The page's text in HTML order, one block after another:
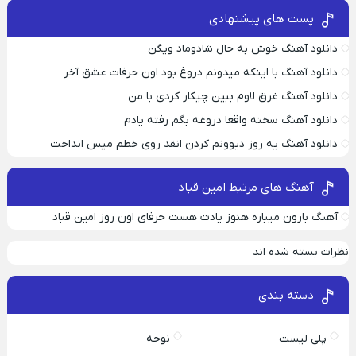
پست های پیشنهادی
دانلود آهنگ خوش به حال شادوماد ویگن
دانلود آهنگ با اینکه میدونم دروغ بود اون حرفات عشق آخر
دانلود آهنگ غرق لاوم ببین چیکار کردی با من
دانلود آهنگ سخته واقعا دروغه بگم رفته یادم
دانلود آهنگ یه روز دیوونم کردن انقد روی خطم میس انداخت
آهنگ های مرتبط امین قباد
آهنگ بارون میباره هنوز یادت هست حرفای اون روز امین قباد
نظرات بسته شده اند
دسته بندی
پلی لیست نوحه